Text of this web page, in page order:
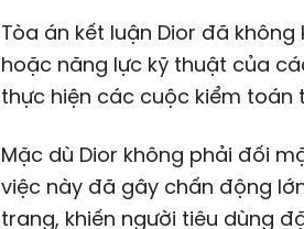
Tòa án kết luận Dior đã
hoặc năng lực kỹ thuật của
thực hiện các cuộc kiểm toán
Mặc dù Dior không phải đối
việc này đã gây chấn động
trang, khiến người tiêu dùng